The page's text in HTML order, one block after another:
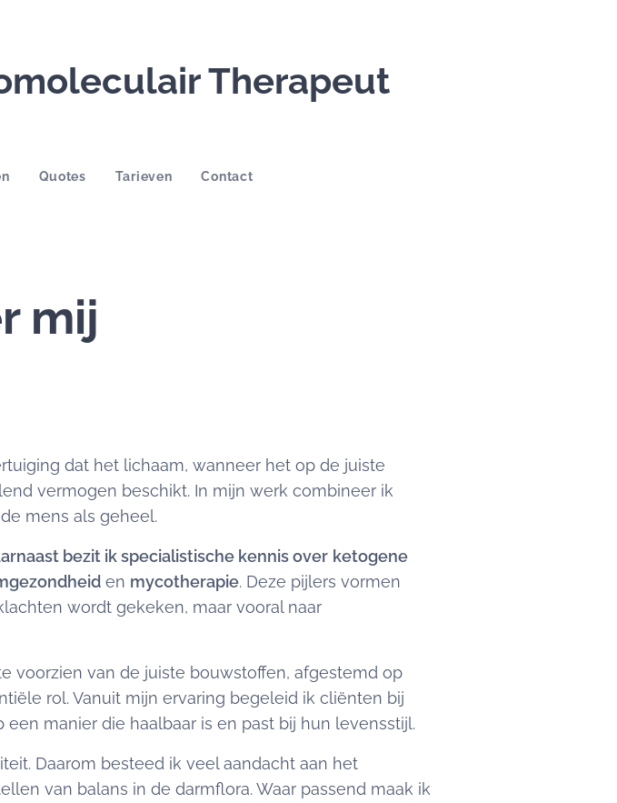
Therapeut
Quotes Tarieven Contact
mij
dat het lichaam, wanneer het op de juiste
vermogen beschikt. In mijn werk combineer ik
mens als geheel.
bezit ik specialistische kennis over ketogene
en mycotherapie. Deze pijlers vormen
wordt gekeken, maar vooral naar
voorzien van de juiste bouwstoffen, afgestemd op
rol. Vanuit mijn ervaring begeleid ik cliënten bij
manier die haalbaar is en past bij hun levensstijl.
Daarom besteed ik veel aandacht aan het
van balans in de darmflora. Waar passend maak ik